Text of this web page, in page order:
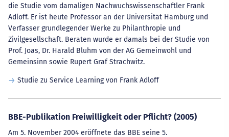
die Studie vom damaligen Nachwuchswissenschaftler Frank
Adloff. Er ist heute Professor an der Universität Hamburg und
Verfasser grundlegender Werke zu Philanthropie und
Zivilgesellschaft. Beraten wurde er damals bei der Studie von
Prof. Joas, Dr. Harald Bluhm von der AG Gemeinwohl und
Gemeinsinn sowie Rupert Graf Strachwitz.
Studie zu Service Learning von Frank Adloff
BBE-Publikation Freiwilligkeit oder Pflicht? (2005)
Am 5. November 2004 eröffnete das BBE seine 5.